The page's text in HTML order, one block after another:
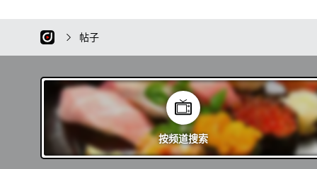
帖子
按频道搜索